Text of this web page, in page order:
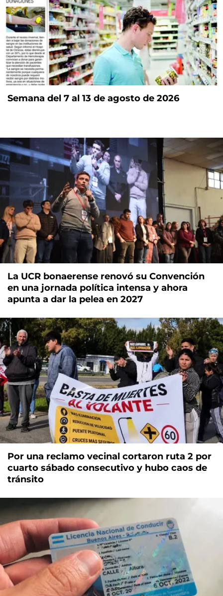
Semana del 7 al 13 de agosto de 2026
La UCR bonaerense renovó su Convención
en una jornada política intensa y ahora
apunta a dar la pelea en 2027
Por una reclamo vecinal cortaron ruta 2 por
cuarto sábado consecutivo y hubo caos de
tránsito